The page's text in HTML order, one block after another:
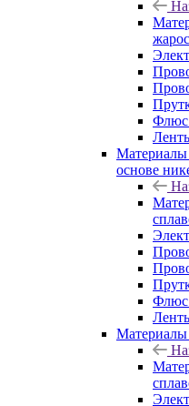
Флюс
Материалы
основе
Флюс
Материалы